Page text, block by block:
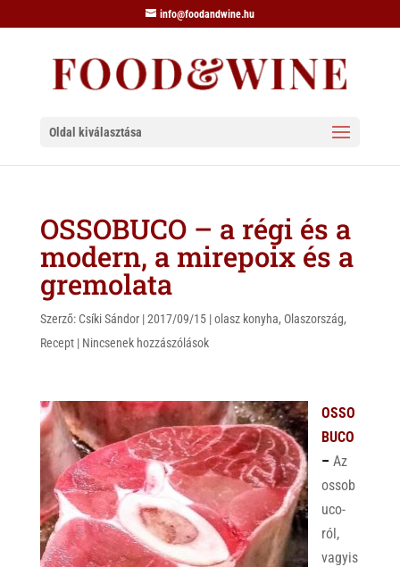
info@foodandwine.hu
Oldal kiválasztása
OSSOBUCO – a régi és a
modern, a mirepoix és a
gremolata
Szerző: Csíki Sándor|2017/09/15|olasz konyha, Olaszország,
Recept| Nincsenek hozzászólások
OSSO
BUCO
– Az
ossob
uco-
ról,
vagyis